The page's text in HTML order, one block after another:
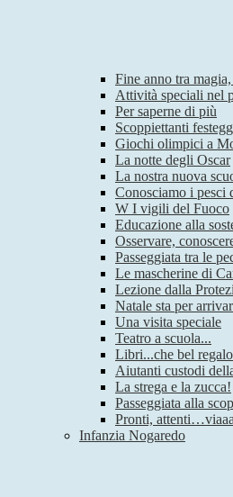
Fine anno tra
Attività speciali nel
Per saperne di più
Scoppiettanti
Giochi olimpici a
La notte degli Oscar
La nostra nuova
Conosciamo i pesci
W I vigili del Fuoco
Educazione alla
Osservare,
Passeggiata tra le
Le mascherine di
Lezione dalla
Natale sta per
Una visita speciale
Teatro a scuola...
Libri...che bel
Aiutanti custodi
La strega e la zucca!
Passeggiata alla
Pronti,
Infanzia Nogaredo